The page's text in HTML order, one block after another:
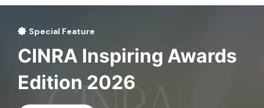
Special Feature
CINRA Inspiring Awards
Edition 2026